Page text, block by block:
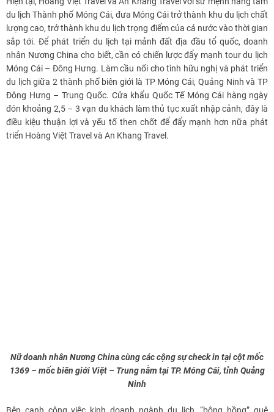
du lịch Thành phố Móng Cái, đưa Móng Cái trở thành khu du lịch chất
lượng cao, trở thành khu du lịch trọng điểm của cả nước vào thời gian
sắp tới. Để phát triển du lịch tại mảnh đất địa đầu tổ quốc, doanh
nhân Nương China cho biết, cần có chiến lược đẩy mạnh tour du lịch
Móng Cái – Đông Hưng. Làm cầu nối cho tình hữu nghị và phát triển
du lịch giữa 2 thành phố biên giới là TP Móng Cái, Quảng Ninh và TP
Đông Hưng – Trung Quốc. Cửa khẩu Quốc Tế Móng Cái hàng ngày
đón khoảng 2,5 – 3 vạn du khách làm thủ tục xuất nhập cảnh, đây là
điều kiệu thuận lợi và yếu tố then chốt để đẩy mạnh hơn nữa phát
triển Hoàng Việt Travel và An Khang Travel.
Nữ doanh nhân Nương China cùng các cộng sự check in tại cột mốc
1369 – mốc biên giới Việt – Trung nằm tại TP. Móng Cái, tỉnh Quảng
Ninh